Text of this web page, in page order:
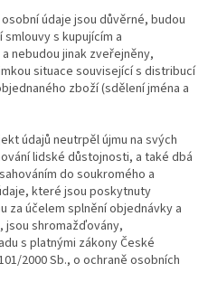
údaje jsou důvěrné, budou
s kupujícím a
nebudou jinak zveřejněny,
situace související s distribucí
zboží (sdělení jména a
údajů neutrpěl újmu na svých
lidské důstojnosti, a také dbá
do soukromého a
které jsou poskytnuty
za účelem splnění objednávky a
jsou shromažďovány,
s platnými zákony České
2000 Sb., o ochraně osobních